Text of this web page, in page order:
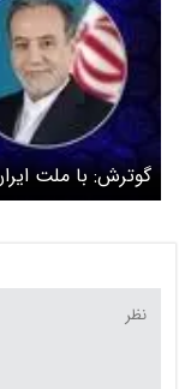
گوترش: با ملت
می‌کنیم